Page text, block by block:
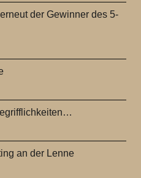
der Gewinner des 5-
an der Lenne